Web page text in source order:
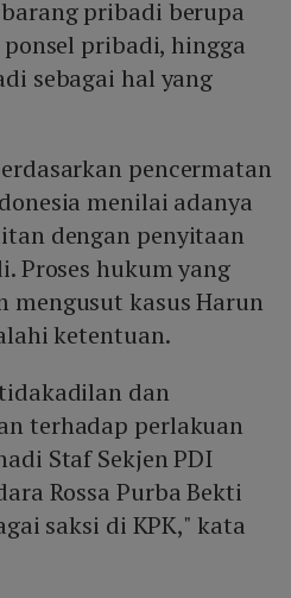
pribadi berupa
pribadi, hingga
sebagai hal yang
pencermatan
menilai adanya
dengan penyitaan
Proses hukum yang
mengusut kasus Harun
ketentuan.
dan
terhadap perlakuan
Staf Sekjen PDI
Rossa Purba Bekti
saksi di KPK," kata